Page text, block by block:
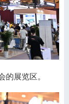
的展览区。